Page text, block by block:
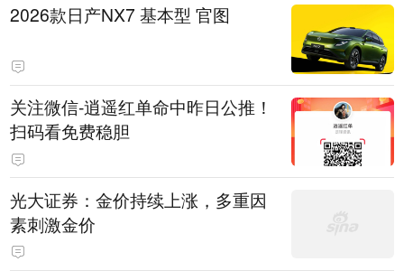
2026款日产NX7 基本型 官图
关注微信-逍遥红单命中昨日公推！
扫码看免费稳胆
光大证券：金价持续上涨，多重因
素刺激金价